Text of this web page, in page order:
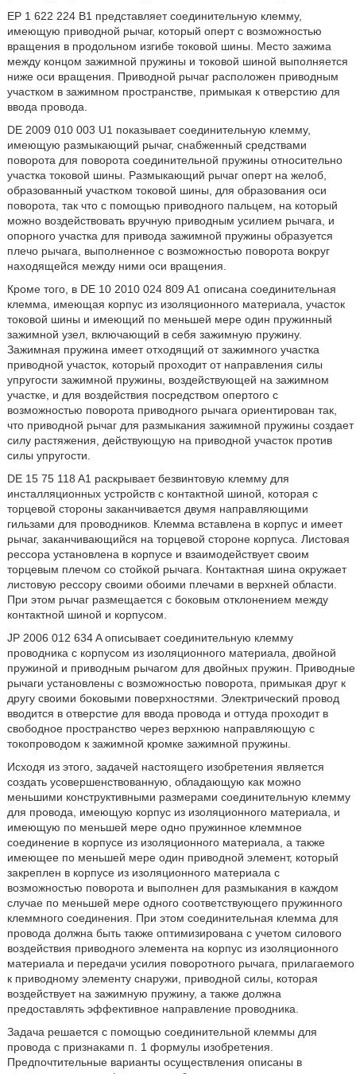
EP 1 622 224 B1 представляет соединительную клемму,
имеющую приводной рычаг, который оперт с возможностью
вращения в продольном изгибе токовой шины. Место зажима
между концом зажимной пружины и токовой шиной выполняется
ниже оси вращения. Приводной рычаг расположен приводным
участком в зажимном пространстве, примыкая к отверстию для
ввода провода.
DE 2009 010 003 U1 показывает соединительную клемму,
имеющую размыкающий рычаг, снабженный средствами
поворота для поворота соединительной пружины относительно
участка токовой шины. Размыкающий рычаг оперт на желоб,
образованный участком токовой шины, для образования оси
поворота, так что с помощью приводного пальцем, на который
можно воздействовать вручную приводным усилием рычага, и
опорного участка для привода зажимной пружины образуется
плечо рычага, выполненное с возможностью поворота вокруг
находящейся между ними оси вращения.
Кроме того, в DE 10 2010 024 809 A1 описана соединительная
клемма, имеющая корпус из изоляционного материала, участок
токовой шины и имеющий по меньшей мере один пружинный
зажимной узел, включающий в себя зажимную пружину.
Зажимная пружина имеет отходящий от зажимного участка
приводной участок, который проходит от направления силы
упругости зажимной пружины, воздействующей на зажимном
участке, и для воздействия посредством опертого с
возможностью поворота приводного рычага ориентирован так,
что приводной рычаг для размыкания зажимной пружины создает
силу растяжения, действующую на приводной участок против
силы упругости.
DE 15 75 118 A1 раскрывает безвинтовую клемму для
инсталляционных устройств с контактной шиной, которая с
торцевой стороны заканчивается двумя направляющими
гильзами для проводников. Клемма вставлена в корпус и имеет
рычаг, заканчивающийся на торцевой стороне корпуса. Листовая
рессора установлена в корпусе и взаимодействует своим
торцевым плечом со стойкой рычага. Контактная шина окружает
листовую рессору своими обоими плечами в верхней области.
При этом рычаг размещается с боковым отклонением между
контактной шиной и корпусом.
JP 2006 012 634 A описывает соединительную клемму
проводника с корпусом из изоляционного материала, двойной
пружиной и приводным рычагом для двойных пружин. Приводные
рычаги установлены с возможностью поворота, примыкая друг к
другу своими боковыми поверхностями. Электрический провод
вводится в отверстие для ввода провода и оттуда проходит в
свободное пространство через верхнюю направляющую с
токопроводом к зажимной кромке зажимной пружины.
Исходя из этого, задачей настоящего изобретения является
создать усовершенствованную, обладающую как можно
меньшими конструктивными размерами соединительную клемму
для провода, имеющую корпус из изоляционного материала, и
имеющую по меньшей мере одно пружинное клеммное
соединение в корпусе из изоляционного материала, а также
имеющее по меньшей мере один приводной элемент, который
закреплен в корпусе из изоляционного материала с
возможностью поворота и выполнен для размыкания в каждом
случае по меньшей мере одного соответствующего пружинного
клеммного соединения. При этом соединительная клемма для
провода должна быть также оптимизирована с учетом силового
воздействия приводного элемента на корпус из изоляционного
материала и передачи усилия поворотного рычага, прилагаемого
к приводному элементу снаружи, приводной силы, которая
воздействует на зажимную пружину, а также должна
предоставлять эффективное направление проводника.
Задача решается с помощью соединительной клеммы для
провода с признаками п. 1 формулы изобретения.
Предпочтительные варианты осуществления описаны в